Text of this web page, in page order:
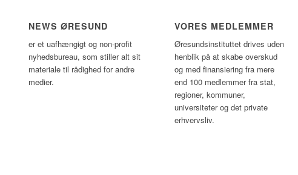
NEWS ØRESUND
er et uafhængigt og non-profit
nyhedsbureau, som stiller alt sit
materiale til rådighed for andre
medier.
VORES MEDLEMMER
Øresundsinstituttet drives uden
henblik på at skabe overskud
og med finansiering fra mere
end 100 medlemmer fra stat,
regioner, kommuner,
universiteter og det private
erhvervsliv.